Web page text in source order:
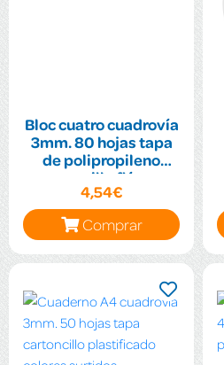
Bloc cuatro cuadrovía
3mm. 80 hojas tapa
de polipropileno
amarillo flúor
4,54€
Comprar